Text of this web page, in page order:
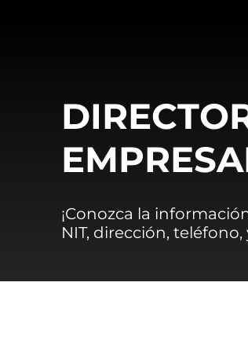
¡Conozca la
NIT, dirección,